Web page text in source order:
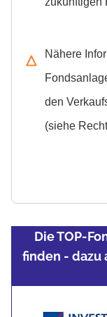
Nähere
den
(siehe
Die TOP-
finden - dazu